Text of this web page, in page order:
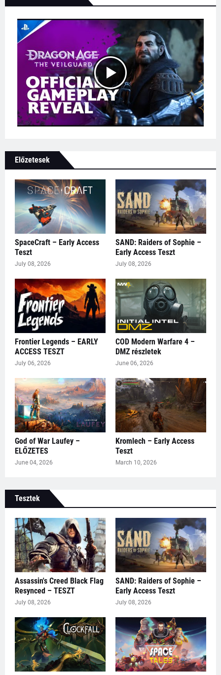
Előzetesek
SpaceCraft – Early Access
Teszt
July 08, 2026
SAND: Raiders of Sophie –
Early Access Teszt
July 08, 2026
Frontier Legends – EARLY
ACCESS TESZT
July 06, 2026
COD Modern Warfare 4 –
DMZ részletek
June 06, 2026
God of War Laufey –
ELŐZETES
June 04, 2026
Kromlech – Early Access
Teszt
March 10, 2026
Tesztek
Assassin's Creed Black Flag
Resynced – TESZT
July 08, 2026
SAND: Raiders of Sophie –
Early Access Teszt
July 08, 2026